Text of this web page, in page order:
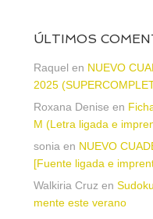
ÚLTIMOS
Raquel en NUEVO
2025
Roxana Denise en
M (Letra ligada e
sonia en NUEVO
[Fuente ligada e
Walkiria Cruz en
mente este verano